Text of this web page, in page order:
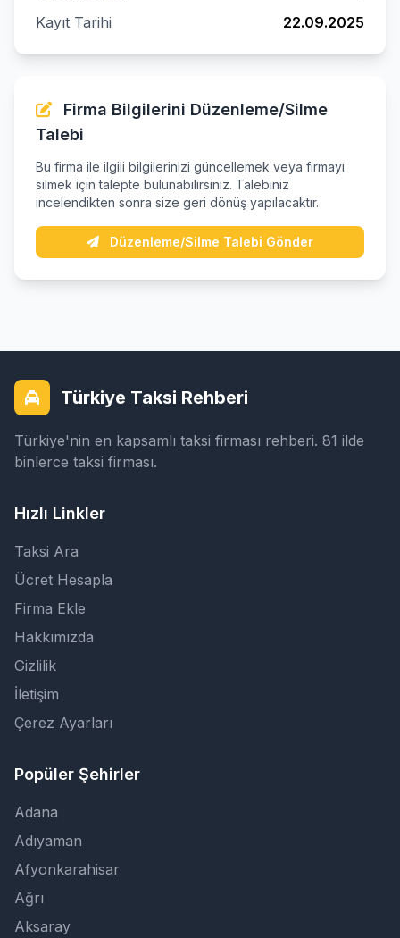
Kayıt Tarihi
22.09.2025
Firma Bilgilerini Düzenleme/Silme
Talebi
Bu firma ile ilgili bilgilerinizi güncellemek veya firmayı
silmek için talepte bulunabilirsiniz. Talebiniz
incelendikten sonra size geri dönüş yapılacaktır.
Düzenleme/Silme Talebi Gönder
Türkiye Taksi Rehberi
Türkiye'nin en kapsamlı taksi firması rehberi. 81 ilde
binlerce taksi firması.
Hızlı Linkler
Taksi Ara
Ücret Hesapla
Firma Ekle
Hakkımızda
Gizlilik
İletişim
Çerez Ayarları
Popüler Şehirler
Adana
Adıyaman
Afyonkarahisar
Ağrı
Aksaray